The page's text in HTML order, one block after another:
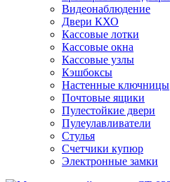
Видеонаблюдение
Двери КХО
Кассовые лотки
Кассовые окна
Кассовые узлы
Кэшбоксы
Настенные ключницы
Почтовые ящики
Пулестойкие двери
Пулеулавливатели
Стулья
Счетчики купюр
Электронные замки